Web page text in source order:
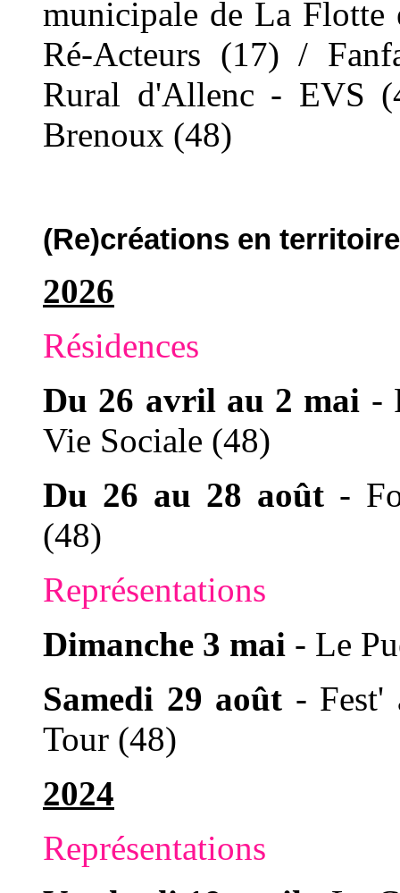
municipale de La Flotte
Ré-Acteurs (17) /
Rural d'Allenc - EVS
Brenoux (48)
(Re)créations en
2026
Résidences
Du 26 avril au 2 mai -
Vie Sociale (48)
Du 26 au 28 août -
(48)
Représentations
Dimanche 3 mai - Le
Samedi 29 août - Fest'
Tour (48)
2024
Représentations